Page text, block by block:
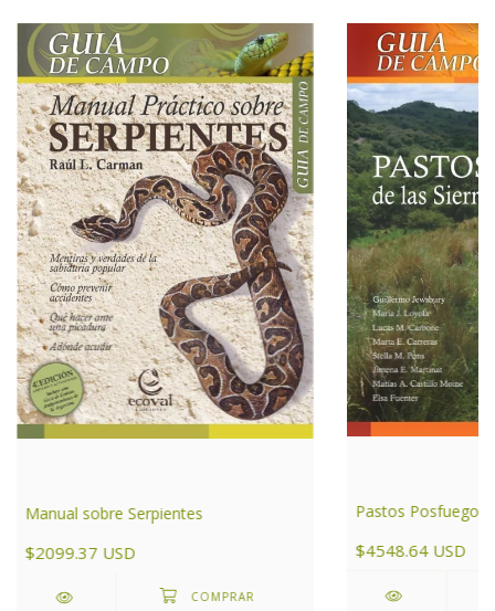
Manual sobre Serpientes
$2099.37 USD
Pastos Posfuego
$4548.64 USD